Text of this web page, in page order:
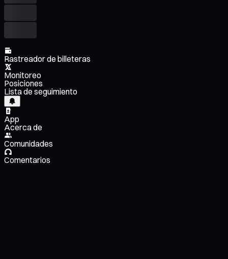
Rastreador de billeteras
Monitoreo
Posiciones
Lista de seguimiento
App
Acerca de
Comunidades
Comentarios